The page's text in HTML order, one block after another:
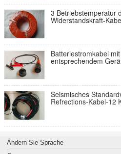
3 Betriebstemperatur
Widerstandskraft-
Batteriestromkabel
entsprechendem
Seismisches
Refrections-Kabel-12
Ändern Sie Sprache